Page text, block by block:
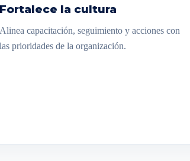
Fortalece la cultura
Alinea capacitación, seguimiento y acciones con
las prioridades de la organización.